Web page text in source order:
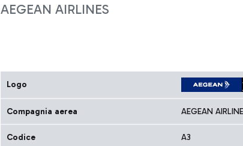
AEGEAN AIRLINES
Logo
Compagnia aerea AEGEAN
Codice A3